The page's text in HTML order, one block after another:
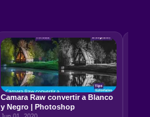
Camara Raw convertir a Blanco
y Negro | Photoshop